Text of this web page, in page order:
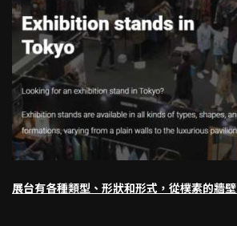
展台有各種類型、形狀和形式，從樸素的牆